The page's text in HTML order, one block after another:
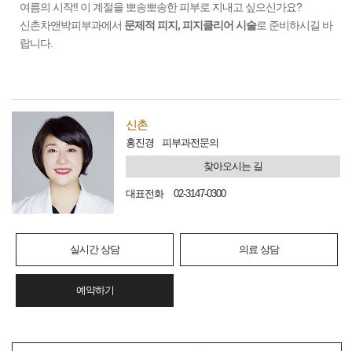
여름의 시작!! 이 계절을 뽀송뽀송한 피부로 지내고 싶으신가요?
신촌차앤박피부과에서 문제적 피지, 피지클리어 시술로 준비하시길 바
랍니다.
신촌
홍진경
피부과전문의
찾아오시는 길
대표전화 02-3147-0300
실시간 상담 의료 상담
예약하기